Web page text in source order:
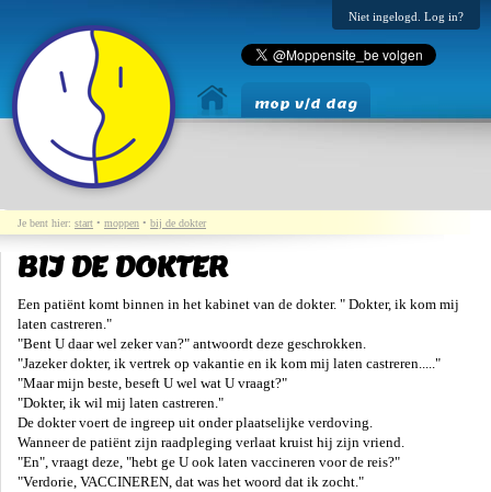
Niet ingelogd. Log in?
mop v/d dag
Je bent hier: start • moppen • bij de dokter
BIJ DE DOKTER
Een patiënt komt binnen in het kabinet van de dokter. " Dokter, ik kom mij
laten castreren."
"Bent U daar wel zeker van?" antwoordt deze geschrokken.
"Jazeker dokter, ik vertrek op vakantie en ik kom mij laten castreren....."
"Maar mijn beste, beseft U wel wat U vraagt?"
"Dokter, ik wil mij laten castreren."
De dokter voert de ingreep uit onder plaatselijke verdoving.
Wanneer de patiënt zijn raadpleging verlaat kruist hij zijn vriend.
"En", vraagt deze, "hebt ge U ook laten vaccineren voor de reis?"
"Verdorie, VACCINEREN, dat was het woord dat ik zocht."